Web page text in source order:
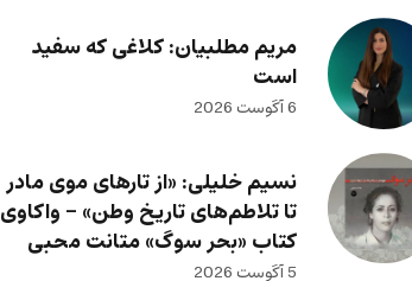
مریم مطلبیان: کلاغی که سفید
است
6 آگوست 2026
نسیم خلیلی: «از تارهای موی مادر
تا تلاطم‌های تاریخ وطن» – واکاوی
کتاب «بحر سوگ» متانت محبی
5 آگوست 2026